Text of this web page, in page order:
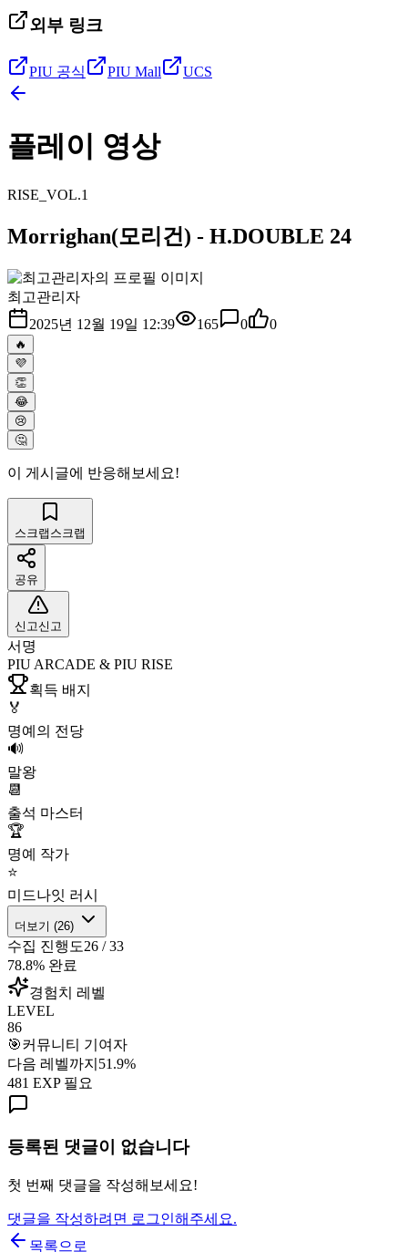
외부 링크
PIU 공식 PIU Mall UCS
플레이 영상
RISE_VOL.1
Morrighan(모리건) - H.DOUBLE 24
최고관리자
2025년 12월 19일 12:39
165 0 0
🔥
💜
👏
😂
😢
🤔
이 게시글에 반응해보세요!
스크랩 스크랩
공유
신고신고
서명
PIU ARCADE & PIU RISE
획득 배지
🏅
명예의 전당
🔊
말왕
📆
출석 마스터
🏆
명예 작가
⭐
미드나잇 러시
더보기 (26)
수집 진행도26 /33
78.8% 완료
경험치 레벨
LEVEL
86
🎯커뮤니티 기여자
다음 레벨까지 51.9%
481 EXP 필요
등록된 댓글이 없습니다
첫 번째 댓글을 작성해보세요!
댓글을 작성하려면 로그인해주세요.
목록으로